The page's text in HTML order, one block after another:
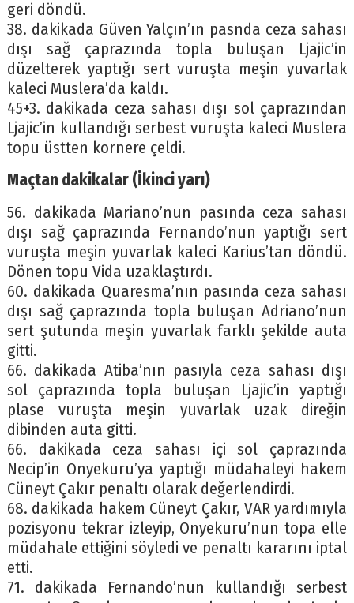
geri döndü.
38. dakikada Güven Yalçın’ın pasnda ceza sahası
dışı sağ çaprazında topla buluşan Ljajic’in
düzelterek yaptığı sert vuruşta meşin yuvarlak
kaleci Muslera’da kaldı.
45+3. dakikada ceza sahası dışı sol çaprazından
Ljajic’in kullandığı serbest vuruşta kaleci Muslera
topu üstten kornere çeldi.
Maçtan dakikalar (İkinci yarı)
56. dakikada Mariano’nun pasında ceza sahası
dışı sağ çaprazında Fernando’nun yaptığı sert
vuruşta meşin yuvarlak kaleci Karius’tan döndü.
Dönen topu Vida uzaklaştırdı.
60. dakikada Quaresma’nın pasında ceza sahası
dışı sağ çaprazında topla buluşan Adriano’nun
sert şutunda meşin yuvarlak farklı şekilde auta
gitti.
66. dakikada Atiba’nın pasıyla ceza sahası dışı
sol çaprazında topla buluşan Ljajic’in yaptığı
plase vuruşta meşin yuvarlak uzak direğin
dibinden auta gitti.
66. dakikada ceza sahası içi sol çaprazında
Necip’in Onyekuru’ya yaptığı müdahaleyi hakem
Cüneyt Çakır penaltı olarak değerlendirdi.
68. dakikada hakem Cüneyt Çakır, VAR yardımıyla
pozisyonu tekrar izleyip, Onyekuru’nun topa elle
müdahale ettiğini söyledi ve penaltı kararını iptal
etti.
71. dakikada Fernando’nun kullandığı serbest